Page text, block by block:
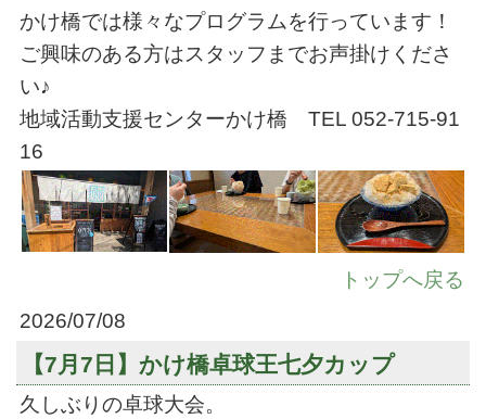
かけ橋では様々なプログラムを行っています！
ご興味のある方はスタッフまでお声掛けくださ
い♪
地域活動支援センターかけ橋 TEL 052-715-91
16
トップへ戻る
2026/07/08
【7月7日】かけ橋卓球王七夕カップ
久しぶりの卓球大会。